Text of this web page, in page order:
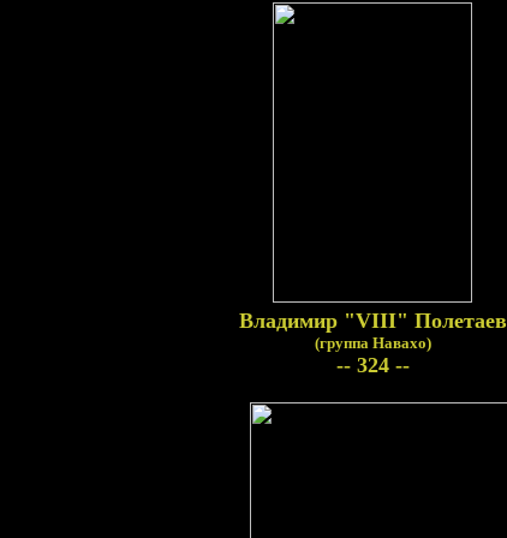
Владимир "VIII" Полетаев
(группа Навахо)
-- 324 --